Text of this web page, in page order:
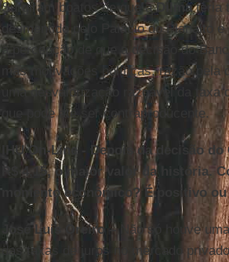
Surgiram boatos de que aDilmateria
desmentido pelo Palácio do Planalto
a percepção de que a decisão do
mas motivações políticas, razão pela
uma desvalorização razoável da
que pode até ser contraproducente.
IHU On-Line - Depois da decisão
R$ 4,15, o maior valor da história.
momento econômico? É positivo ou
José Luis Oreiro –Não só houve
das taxas de juros no mercado